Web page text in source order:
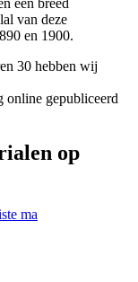
van deze
en 1900.
30 hebben wij
online gepubliceerd
op
ma